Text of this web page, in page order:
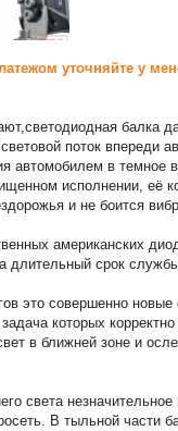
уточняйте у
балка
поток впереди
автомобилем в темное
исполнении, её
и не боится
американских
длительный срок
это совершенно новые
которых
в ближней зоне и
света незначительное
В тыльной части